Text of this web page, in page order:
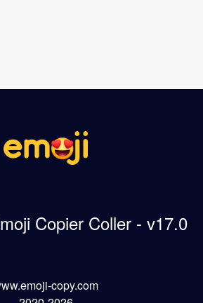
Copier Coller - v17.0
copy.com